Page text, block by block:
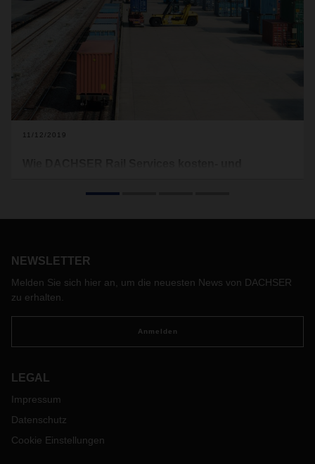
11/12/2019
Eisenbahn" eröffnen für DACHSER-Kunden
keine Option, da der Zug in vielen Fällen nicht die "letzte
NEWSLETTER
Melden Sie sich hier an, um die neuesten News von DACHSER
zu erhalten.
Anmelden
LEGAL
Impressum
Datenschutz
Cookie Einstellungen